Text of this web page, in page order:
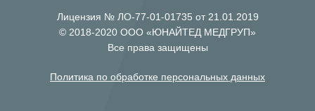
Лицензия № ЛО-77-01-01735 от 21.01.2019
© 2018-2020 ООО «ЮНАЙТЕД МЕДГРУП»
Все права защищены
Политика по обработке персональных данных